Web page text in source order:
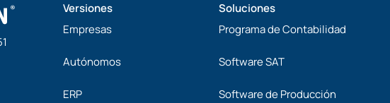
Versiones
Empresas
Autónomos
ERP
Soluciones
Programa de Contabilidad
Software SAT
Software de Producción